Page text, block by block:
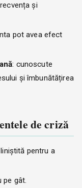
și
pot avea efect
: cunoscute
și îmbunătățirea
de criză
pentru a
pe gât.